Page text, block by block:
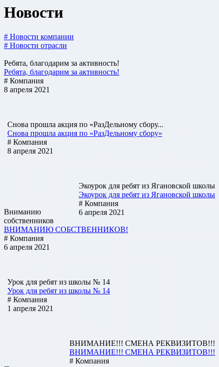
Новости
# Новости компании
# Новости отрасли
Ребята, благодарим за активность!
Ребята, благодарим за активность!
# Компания
8 апреля 2021
Снова прошла акция по «РазДельному сбору...
Снова прошла акция по «РазДельному сбору»
# Компания
8 апреля 2021
Экоурок для ребят из Ягановской школы
Экоурок для ребят из Ягановской школы
# Компания
6 апреля 2021
Вниманию
собственников
ВНИМАНИЮ СОБСТВЕННИКОВ!
# Компания
6 апреля 2021
Урок для ребят из школы № 14
Урок для ребят из школы № 14
# Компания
1 апреля 2021
ВНИМАНИЕ!!! СМЕНА РЕКВИЗИТОВ!!!
ВНИМАНИЕ!!! СМЕНА РЕКВИЗИТОВ!!!
# Компания